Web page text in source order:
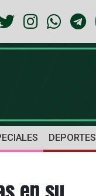
DEPORTES